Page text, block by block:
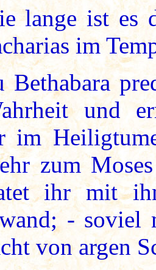
lange ist es
im
Bethabara
und
im
zum
ihr mit
-
von argen